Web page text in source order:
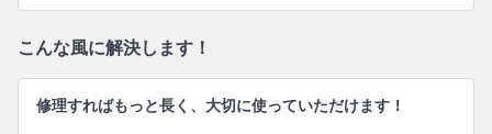
こんな風に解決します！
修理すればもっと長く、大切に使っていただけます！